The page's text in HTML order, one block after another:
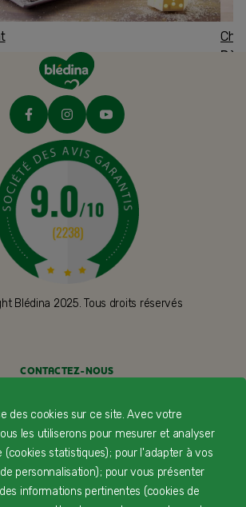
Blédina 2025. Tous droits réservés
CONTACTEZ-NOUS
LIVRAISON
PAIEMENT SÉCURISÉ
DE SANTÉ
des cookies sur ce site. Avec votre
les utiliserons pour mesurer et analyser
(cookies statistiques) ; pour l'adapter à vos
personnalisation) ; pour vous présenter
informations pertinentes (cookies de